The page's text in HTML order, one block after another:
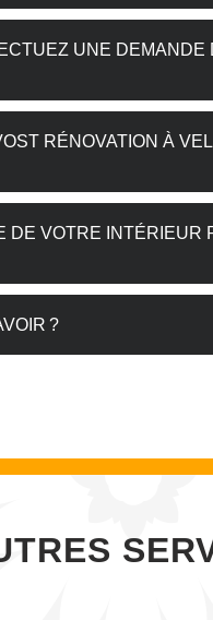
UNE DEMANDE
RÉNOVATION À
DE VOTRE INTÉRIEUR
?